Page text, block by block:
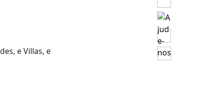
e Villas, e